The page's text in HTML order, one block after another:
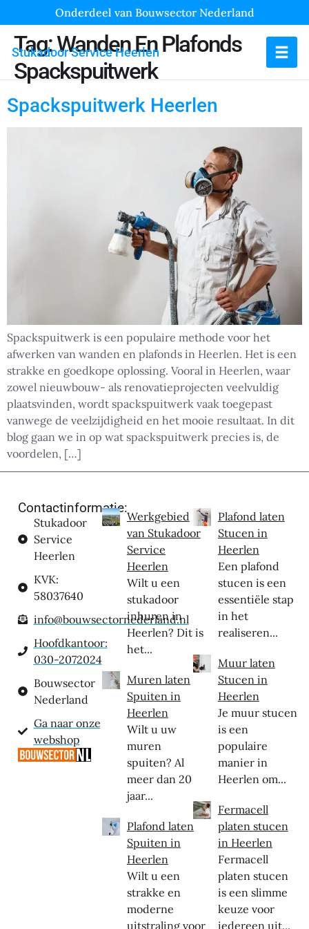
Onderdeel van Bouwsector Nederland
Stukadoor Service Heerlen
Tag:Wanden En Plafonds
Spackspuitwerk
Spackspuitwerk Heerlen
Spackspuitwerk is een populaire methode voor het
afwerken van wanden en plafonds in Heerlen. Het is een
strakke en goedkope oplossing. Vooral in Heerlen, waar
zowel nieuwbouw- als renovatieprojecten veelvuldig
plaatsvinden, wordt spackspuitwerk vaak toegepast
vanwege de veelzijdigheid en het mooie resultaat. In dit
blog gaan we in op wat spackspuitwerk precies is, de
voordelen, […]
Contactinformatie:
Stukadoor
Service
Heerlen
KVK:
58037640
info@bouwsectornederland.nl
Hoofdkantoor:
030-2072024
Bouwsector
Nederland
Ga naar onze
webshop
Werkgebied
van Stukadoor
Service
Heerlen
Wilt u een
stukadoor
inhuren in
Heerlen? Dit is
het...
Muren laten
Spuiten in
Heerlen
Wilt u uw
muren
spuiten? Al
meer dan 20
jaar...
Plafond laten
Spuiten in
Heerlen
Wilt u een
strakke en
moderne
uitstraling voor
Plafond laten
Stucen in
Heerlen
Een plafond
stucen is een
essentiële stap
in het
realiseren...
Muur laten
Stucen in
Heerlen
Je muur stucen
is een
populaire
manier in
Heerlen om...
Fermacell
platen stucen
in Heerlen
Fermacell
platen stucen
is een slimme
keuze voor
iedereen uit...